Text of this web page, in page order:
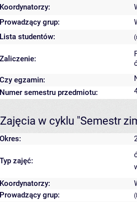
Koordynatorzy:
Prowadzący grup:
Lista studentów:
Zaliczenie:
Czy egzamin:
Numer semestru przedmiotu:
Zajęcia w cyklu "Semestr
Okres:
Typ zajęć:
Koordynatorzy:
Prowadzący grup: